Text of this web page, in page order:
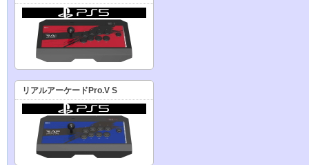
リアルアーケードPro.V S